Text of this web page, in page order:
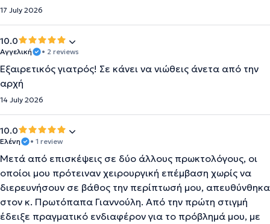
17 July 2026
10.0
Αγγελική • 2 reviews
Εξαιρετικός γιατρός! Σε κάνει να νιώθεις άνετα από την
αρχή
14 July 2026
10.0
Ελένη • 1 review
Μετά από επισκέψεις σε δύο άλλους πρωκτολόγους, οι
οποίοι μου πρότειναν χειρουργική επέμβαση χωρίς να
διερευνήσουν σε βάθος την περίπτωσή μου, απευθύνθηκα
στον κ. Πρωτόπαπα Γιαννούλη. Από την πρώτη στιγμή
έδειξε πραγματικό ενδιαφέρον για το πρόβλημά μου, με